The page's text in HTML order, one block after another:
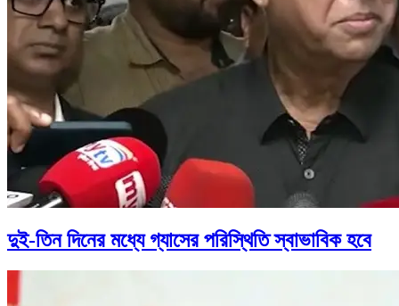
দুই-তিন দিনের মধ্যে গ্যাসের পরিস্থিতি স্বাভাবিক হবে